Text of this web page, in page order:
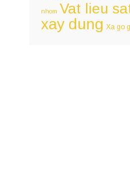
nhom Vat lieu
xay dung Xa go